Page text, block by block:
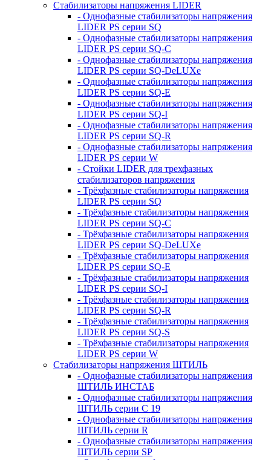
Стабилизаторы напряжения LIDER
- Однофазные стабилизаторы напряжения
LIDER PS серии SQ
- Однофазные стабилизаторы напряжения
LIDER PS серии SQ-C
- Однофазные стабилизаторы напряжения
LIDER PS серии SQ-DeLUXe
- Однофазные стабилизаторы напряжения
LIDER PS серии SQ-E
- Однофазные стабилизаторы напряжения
LIDER PS серии SQ-I
- Однофазные стабилизаторы напряжения
LIDER PS серии SQ-R
- Однофазные стабилизаторы напряжения
LIDER PS серии W
- Стойки LIDER для трехфазных
стабилизаторов напряжения
- Трёхфазные стабилизаторы напряжения
LIDER PS серии SQ
- Трёхфазные стабилизаторы напряжения
LIDER PS серии SQ-C
- Трёхфазные стабилизаторы напряжения
LIDER PS серии SQ-DeLUXe
- Трёхфазные стабилизаторы напряжения
LIDER PS серии SQ-E
- Трёхфазные стабилизаторы напряжения
LIDER PS серии SQ-I
- Трёхфазные стабилизаторы напряжения
LIDER PS серии SQ-R
- Трёхфазные стабилизаторы напряжения
LIDER PS серии SQ-S
- Трёхфазные стабилизаторы напряжения
LIDER PS серии W
Стабилизаторы напряжения ШТИЛЬ
- Однофазные стабилизаторы напряжения
ШТИЛЬ ИНСТАБ
- Однофазные стабилизаторы напряжения
ШТИЛЬ серии C 19
- Однофазные стабилизаторы напряжения
ШТИЛЬ серии R
- Однофазные стабилизаторы напряжения
ШТИЛЬ серии SP